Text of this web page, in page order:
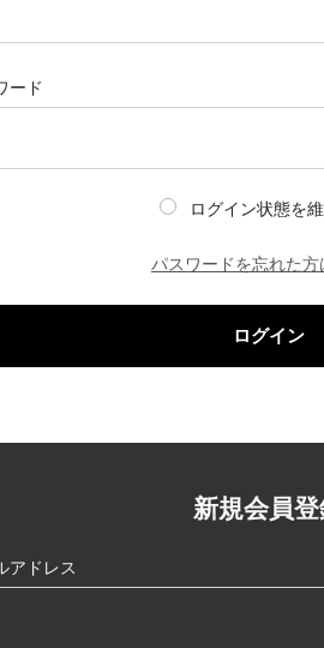
ード
ログイン状態を
パスワードを忘れた方
ログイン
新規会員
アドレス